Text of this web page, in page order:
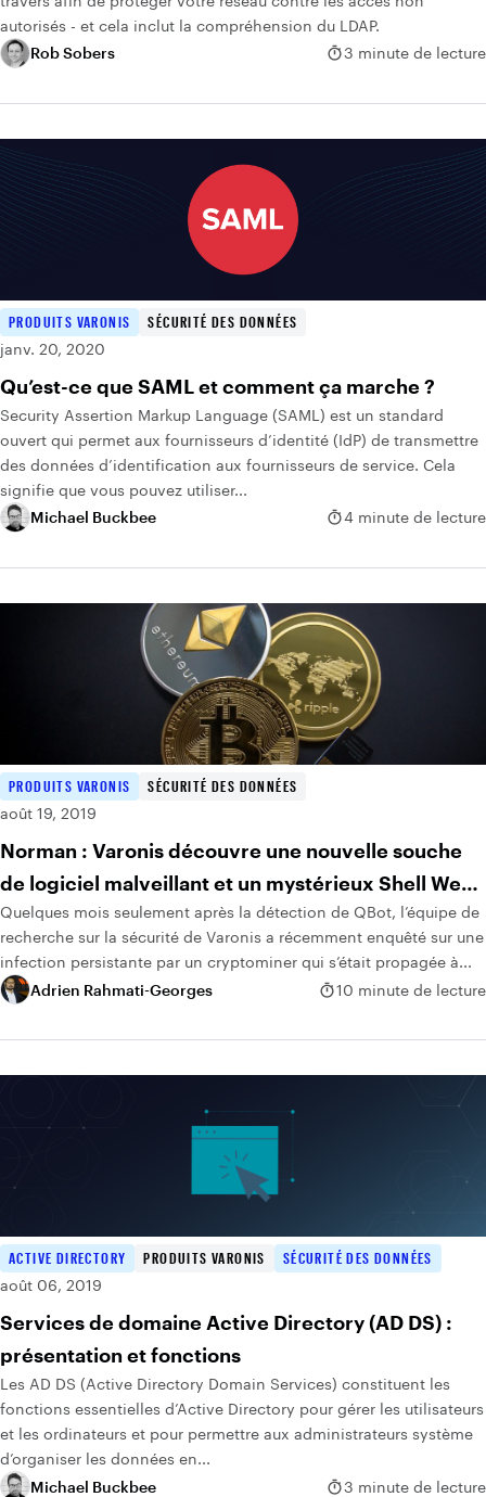
autorisés - et cela inclut la compréhension du LDAP.
Rob Sobers
3 minute de lecture
PRODUITS VARONIS
SÉCURITÉ DES DONNÉES
janv. 20, 2020
Qu’est-ce que SAML et comment ça marche ?
Security Assertion Markup Language (SAML) est un standard
ouvert qui permet aux fournisseurs d’identité (IdP) de transmettre
des données d’identification aux fournisseurs de service. Cela
signifie que vous pouvez utiliser...
Michael Buckbee
4 minute de lecture
PRODUITS VARONIS
SÉCURITÉ DES DONNÉES
août 19, 2019
Norman : Varonis découvre une nouvelle souche
de logiciel malveillant et un mystérieux Shell Web
au cours d’une investigation de piratage
cryptographique Monero
Quelques mois seulement après la détection de QBot, l’équipe de
recherche sur la sécurité de Varonis a récemment enquêté sur une
infection persistante par un cryptominer qui s’était propagée à...
Adrien Rahmati-Georges
10 minute de lecture
ACTIVE DIRECTORY PRODUITS VARONIS
SÉCURITÉ DES DONNÉES
août 06, 2019
Services de domaine Active Directory (AD DS) :
présentation et fonctions
Les AD DS (Active Directory Domain Services) constituent les
fonctions essentielles d’Active Directory pour gérer les utilisateurs
et les ordinateurs et pour permettre aux administrateurs système
d’organiser les données en...
Michael Buckbee
3 minute de lecture